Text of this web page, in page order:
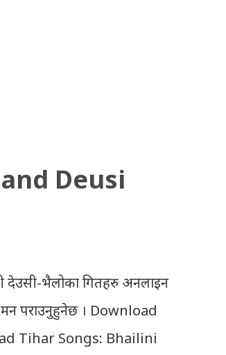
Deusi
देउसी-भैलोका गितहरु अनलाइन
पराउनुहुनेछ । Download
Tihar Songs: Bhailini